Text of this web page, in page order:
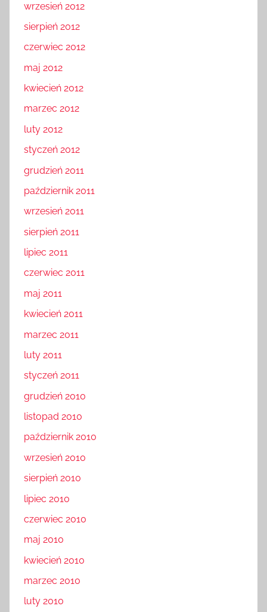
wrzesień 2012
sierpień 2012
czerwiec 2012
maj 2012
kwiecień 2012
marzec 2012
luty 2012
styczeń 2012
grudzień 2011
październik 2011
wrzesień 2011
sierpień 2011
lipiec 2011
czerwiec 2011
maj 2011
kwiecień 2011
marzec 2011
luty 2011
styczeń 2011
grudzień 2010
listopad 2010
październik 2010
wrzesień 2010
sierpień 2010
lipiec 2010
czerwiec 2010
maj 2010
kwiecień 2010
marzec 2010
luty 2010